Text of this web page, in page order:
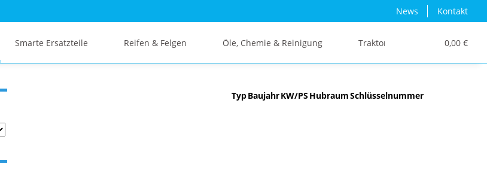
News Kontakt
0,00 €
Smarte Ersatzteile Reifen & Felgen Öle, Chemie & Reinigung Traktor/Schlepper/LKW
TypBaujahrKW/PS HubraumSchlüsselnummer